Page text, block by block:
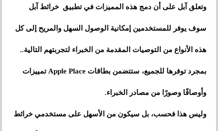
وتعلق آبل على أن دمج هذه المميزات في تطبيق خرائط آبل
سوف يوفر للمستخدمين إمكانية الوصول السهل والمريح إلى كل
هذه الأنواع من التوصيات المقدمة من الخبراء لتجربتهم التالية..
بمجرد توفرها للجميع، ستتضمن بطاقات Apple Place تمييزات
وأوصافًا وصورًا من مصادر الخبراء.
وليس هذا فحسب، بل سيكون من الأسهل على مستخدمي خرائط